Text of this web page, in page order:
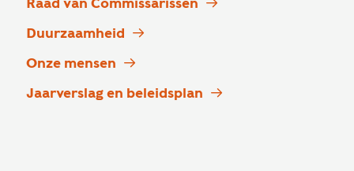
Raad van Commissarissen
Duurzaamheid
Onze mensen
Jaarverslag en beleidsplan